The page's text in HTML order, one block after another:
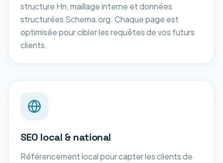
structure Hn, maillage interne et données
structurées Schema.org. Chaque page est
optimisée pour cibler les requêtes de vos futurs
clients.
SEO local & national
Référencement local pour capter les clients de